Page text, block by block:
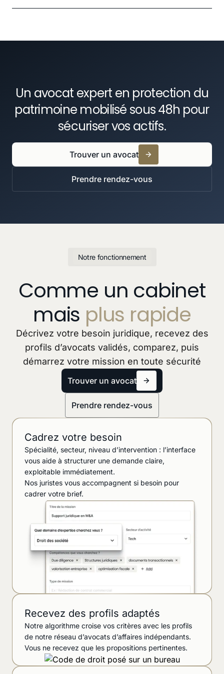
Un avocat expert en protection du
patrimoine mobilisé sous 48h pour
sécuriser vos actifs.
Trouver un avocat
Prendre rendez-vous
Cadrez votre besoin
Spécialité, secteur, niveau d’intervention : l’interface
vous aide à structurer une demande claire,
exploitable immédiatement.
Nos juristes vous accompagnent si besoin pour
cadrer votre brief.
Recevez des profils adaptés
Notre algorithme croise vos critères avec les profils
de notre réseau d’avocats d’affaires indépendants.
Vous ne recevez que les propositions pertinentes.
Notre fonctionnement
Comme un cabinet
mais plus rapide
Décrivez votre besoin juridique, recevez des
profils d’avocats validés, comparez, puis
démarrez votre mission en toute sécurité
Trouver un avocat
Prendre rendez-vous